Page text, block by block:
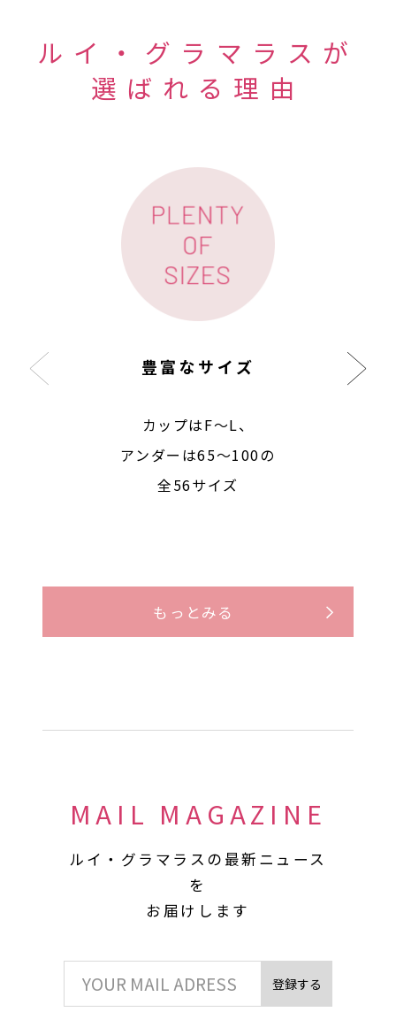
ルイ・グラマラスが
選ばれる理由
豊富なサイズ
カップはF〜L、
アンダーは65〜100の
全56サイズ
もっとみる
MAIL MAGAZINE
ルイ・グラマラスの最新ニュース
を
お届けします
登録する